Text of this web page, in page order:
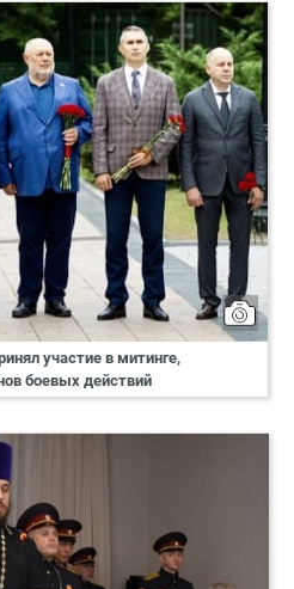
участие в митинге,
боевых действий